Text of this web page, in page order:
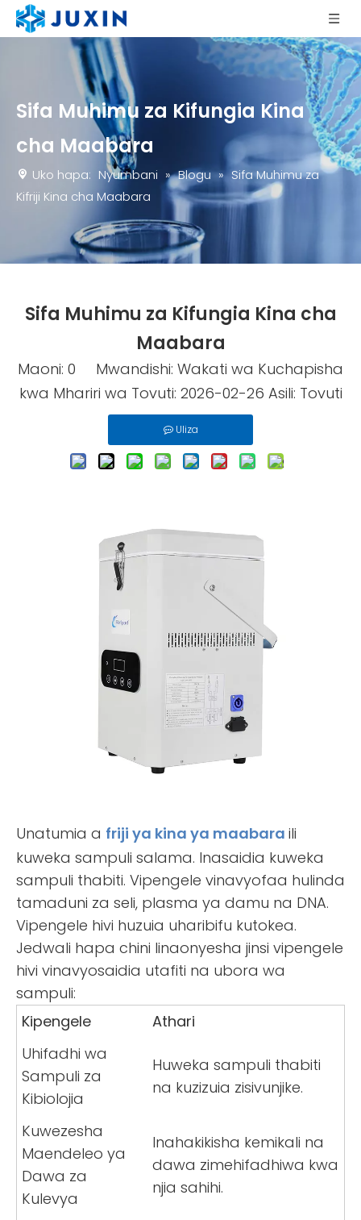
Sifa Muhimu za Kifungia Kina
cha Maabara
Uko hapa: Nyumbani » Blogu » Sifa Muhimu za
Kifriji Kina cha Maabara
Sifa Muhimu za Kifungia Kina cha
Maabara
Maoni: 0 Mwandishi: Wakati wa Kuchapisha
kwa Mhariri wa Tovuti: 2026-02-26 Asili: Tovuti
Uliza
Unatumia a friji ya kina ya maabara ili
kuweka sampuli salama. Inasaidia kuweka
sampuli thabiti. Vipengele vinavyofaa hulinda
tamaduni za seli, plasma ya damu na DNA.
Vipengele hivi huzuia uharibifu kutokea.
Jedwali hapa chini linaonyesha jinsi vipengele
hivi vinavyosaidia utafiti na ubora wa
sampuli:
Kipengele
Athari
Uhifadhi wa
Sampuli za
Kibiolojia
Huweka sampuli thabiti
na kuzizuia zisivunjike.
Kuwezesha
Maendeleo ya
Dawa za
Kulevya
Inahakikisha kemikali na
dawa zimehifadhiwa kwa
njia sahihi.